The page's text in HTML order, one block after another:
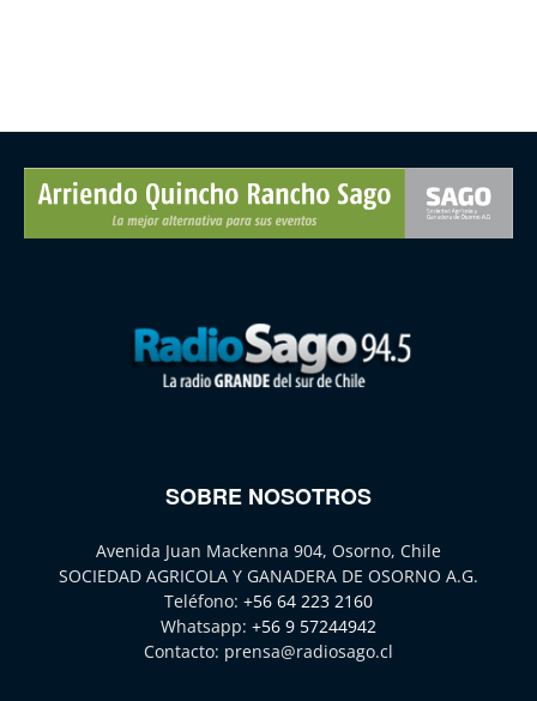
SOBRE NOSOTROS
Avenida Juan Mackenna 904, Osorno, Chile
SOCIEDAD AGRICOLA Y GANADERA DE OSORNO A.G.
Teléfono: +56 64 223 2160
Whatsapp: +56 9 57244942
Contacto: prensa@radiosago.cl